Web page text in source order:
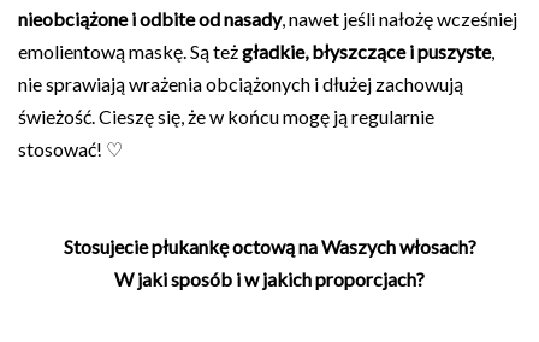
nieobciążone i odbite od nasady, nawet jeśli nałożę wcześniej
emolientową maskę. Są teżgładkie, błyszczące i puszyste,
nie sprawiają wrażenia obciążonych i dłużej zachowują
świeżość. Cieszę się, że w końcu mogę ją regularnie
stosować! ♡
Stosujecie płukankę octową na Waszych włosach?
W jaki sposób i w jakich proporcjach?